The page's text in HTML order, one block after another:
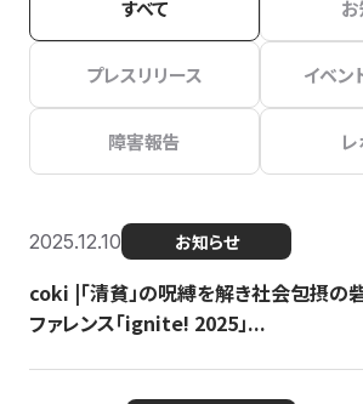
すべて
プレスリリース イベン
障害報告
2025.12.10 お知らせ
coki |「清貧」の呪縛を解き社会包摂の
ファレンス「ignite! 2025」...